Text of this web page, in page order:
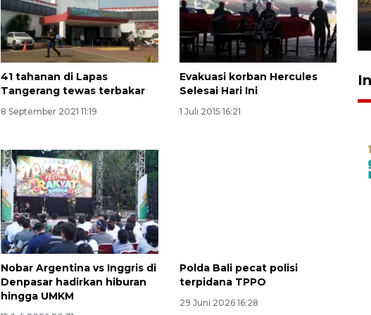
41 tahanan di Lapas
Tangerang tewas terbakar
8 September 2021 11:19
Evakuasi korban Hercules
Selesai Hari Ini
1 Juli 2015 16:21
Nobar Argentina vs Inggris di
Denpasar hadirkan hiburan
hingga UMKM
Polda Bali pecat polisi
terpidana TPPO
29 Juni 2026 16:28
mangrove
26 Juli 2026 21:18